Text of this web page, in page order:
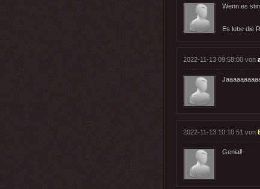
Wenn es
Es lebe die
2022-11-13 09:58:00 von
2022-11-13 10:10:51 von
Genial!